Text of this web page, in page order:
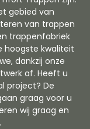
gebied van
van trappen
trappenfabriek
hoogste kwaliteit
dankzij onze
af. Heeft u
project? De
graag voor u
wij graag en